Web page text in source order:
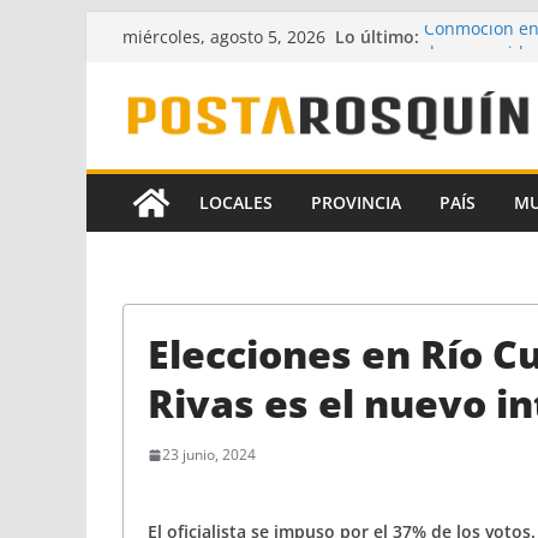
Saltar
contenido
miércoles, agosto 5, 2026 Lo último: Conmoción
Crece la
Florencia
la Ley de
Identificaron
coautores
LOCALES PROVINCIA PAÍS
Elecciones en Río
Rivas es el nuevo
23 junio, 2024
El oficialista se impuso por el 37% de los